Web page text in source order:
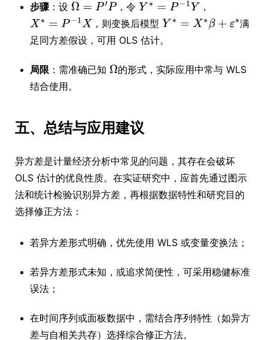
步骤：设 ，令
，
，则变换后模型
满
足同方差假设，可用 OLS 估计。
局限 ：需准确已知
的形式，实际应用中常与 WLS
结合使用。
五、总结与应用建议
异方差是计量经济分析中常见的问题，其存在会破坏
OLS 估计的优良性质。在实证研究中，应首先通过图示
法和统计检验识别异方差，再根据数据特性和研究目的
选择修正方法：
若异方差形式明确，优先使用 WLS 或变量变换法；
若异方差形式未知，或追求简便性，可采用稳健标准
误法；
在时间序列或面板数据中，需结合序列特性（如异方
差与自相关共存）选择综合修正方法。